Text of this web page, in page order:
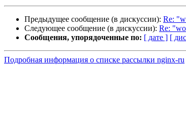
Предыдущее сообщение (в дискуссии): Re:
Следующее сообщение (в дискуссии): Re:
Сообщения, упорядоченные по: [ дате ] [
Подробная информация о списке рассылки nginx-ru